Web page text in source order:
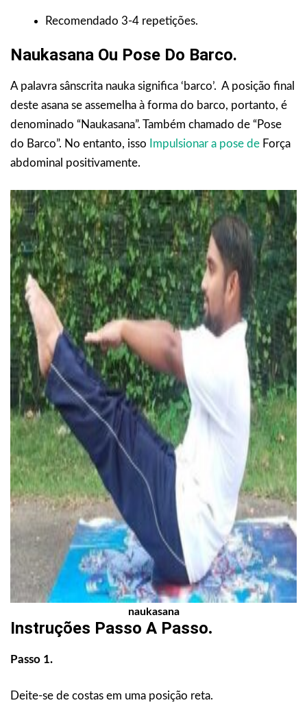
Recomendado 3-4 repetições.
Naukasana Ou Pose Do Barco.
A palavra sânscrita nauka significa ‘barco’. A posição final
deste asana se assemelha à forma do barco, portanto, é
denominado “Naukasana”. Também chamado de “Pose
do Barco”. No entanto, isso
Impulsionar a pose de Força
abdominal positivamente.
naukasana
Instruções Passo A Passo.
Passo 1.
Deite-se de costas em uma posição reta.